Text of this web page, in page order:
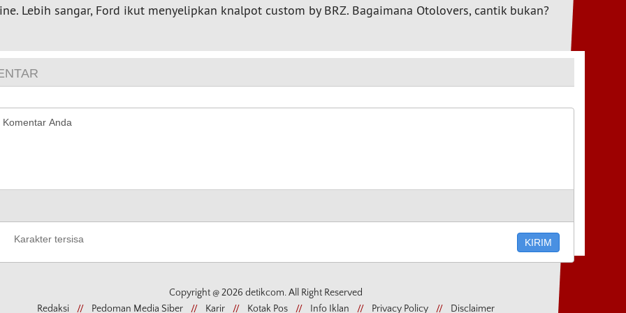
Lebih sangar, Ford ikut menyelipkan knalpot custom by BRZ. Bagaimana Otolovers, cantik bukan?
Copyright @ 2026 detikcom. All Right Reserved
Redaksi
// Pedoman Media Siber // Karir // Kotak Pos // Info Iklan // Privacy Policy // Disclaimer